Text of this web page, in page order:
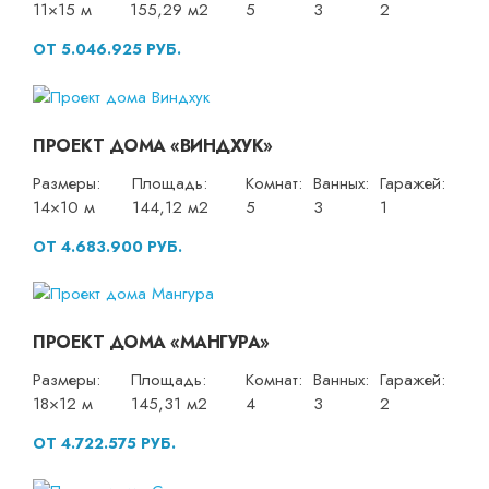
11×15 м 155,29 м2 5 3 2
ОТ 5.046.925 РУБ.
ПРОЕКТ ДОМА «ВИНДХУК»
Размеры:
14×10 м
Площадь:
144,12 м2
Комнат:
5
Ванных:
3
Гаражей:
1
ОТ 4.683.900 РУБ.
ПРОЕКТ ДОМА «МАНГУРА»
Размеры:
18×12 м
Площадь:
145,31 м2
Комнат:
4
Ванных:
3
Гаражей:
2
ОТ 4.722.575 РУБ.